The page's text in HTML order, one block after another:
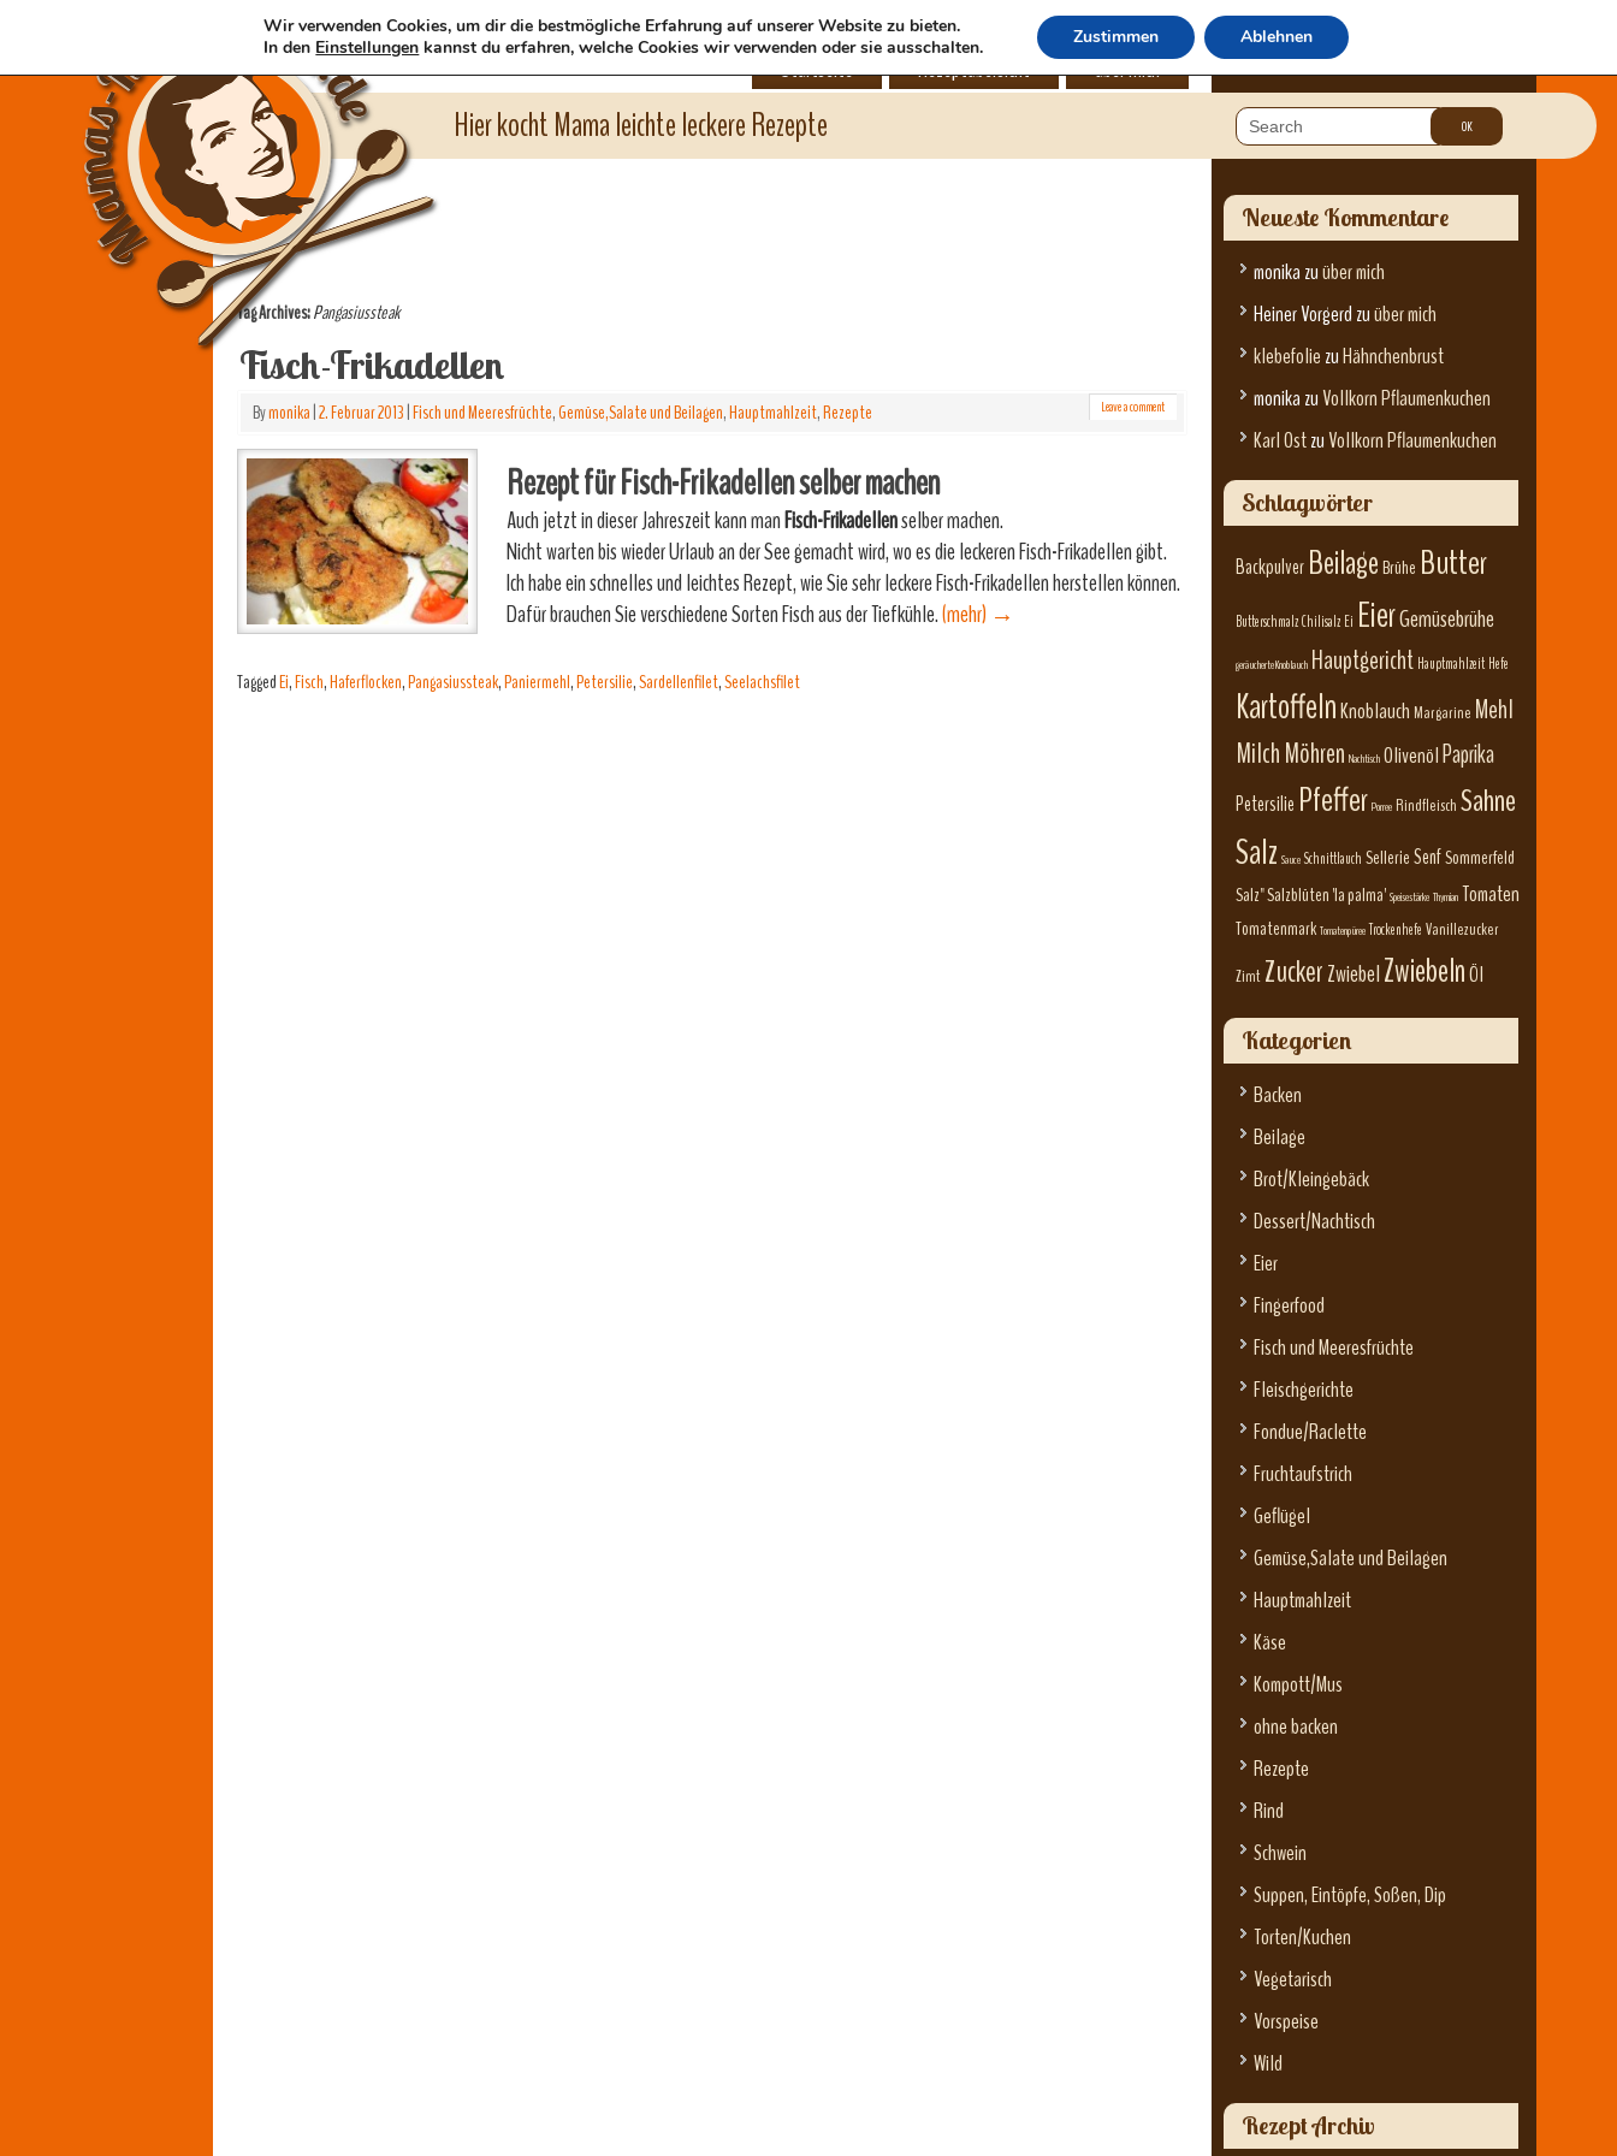
Hier kocht Mama leichte leckere Rezepte
Startseite Rezeptübersicht über mich
Tag Archives:Pangasiussteak
Fisch-Frikadellen
Bymonika|2. Februar 2013|Fisch und Meeresfrüchte,Gemüse,Salate und Beilagen,Hauptmahlzeit,Rezepte Leave a comment
Rezept für Fisch-Frikadellen selber machen
Auch jetzt in dieser Jahreszeit kann manFisch-Frikadellenselber machen.
Nicht warten bis wieder Urlaub an der See gemacht wird, wo es die leckeren Fisch-Frikadellen gibt.
Ich habe ein schnelles und leichtes Rezept, wie Sie sehr leckere Fisch-Frikadellen herstellen können.
Dafür brauchen Sie verschiedene Sorten Fisch aus der Tiefkühle.(mehr) →
TaggedEi,Fisch,Haferflocken,Pangasiussteak,Paniermehl,Petersilie,Sardellenfilet,Seelachsfilet
Neueste Kommentare
monika zuüber mich
Heiner Vorgerd zuüber mich
klebefolie zuHähnchenbrust
monika zuVollkorn Pflaumenkuchen
Karl OstzuVollkorn Pflaumenkuchen
Schlagwörter
Backpulver BeilageBrühe Butter
ButterschmalzChilisalz Ei EierGemüsebrühe
geräucherte Knoblauch Hauptgericht Hauptmahlzeit Hefe
KartoffelnKnoblauch Margarine Mehl
MilchMöhren Nachtisch OlivenölPaprika
Petersilie Pfeffer Porree Rindfleisch Sahne
Salz Sauce Schnittlauch SellerieSenfSommerfeld
Salz" Salzblüten 'la palma' Speisestärke Thymian Tomaten
Tomatenmark Tomatenpüree Trockenhefe Vanillezucker
Zimt ZuckerZwiebelZwiebelnÖl
Kategorien
Backen
Beilage
Brot/Kleingebäck
Dessert/Nachtisch
Eier
Fingerfood
Fisch und Meeresfrüchte
Fleischgerichte
Fondue/Raclette
Fruchtaufstrich
Geflügel
Gemüse,Salate und Beilagen
Hauptmahlzeit
Käse
Kompott/Mus
ohne backen
Rezepte
Rind
Schwein
Suppen, Eintöpfe, Soßen, Dip
Torten/Kuchen
Vegetarisch
Vorspeise
Wild
Rezept Archiv
Wir verwenden Cookies, um dir die bestmögliche Erfahrung auf unserer Website zu bieten.
In den Einstellungen kannst du erfahren, welche Cookies wir verwenden oder sie ausschalten. Zustimmen Ablehnen